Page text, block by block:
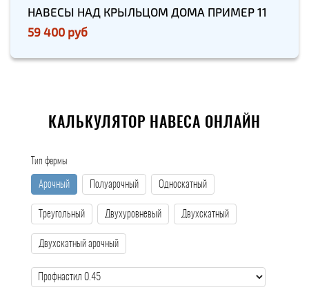
НАВЕСЫ НАД КРЫЛЬЦОМ ДОМА ПРИМЕР 11
59 400 руб
КАЛЬКУЛЯТОР НАВЕСА ОНЛАЙН
Тип фермы
Арочный Полуарочный Односкатный
Треугольный Двухуровневый Двухскатный
Двухскатный арочный